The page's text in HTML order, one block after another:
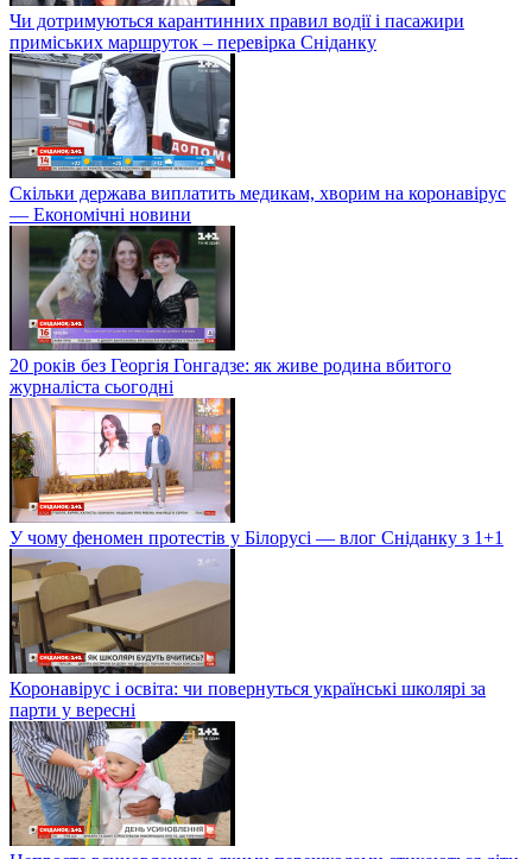
Чи дотримуються карантинних правил водії і пасажири
приміських маршруток – перевірка Сніданку
Скільки держава виплатить медикам, хворим на коронавірус
— Економічні новини
20 років без Георгія Гонгадзе: як живе родина вбитого
журналіста сьогодні
У чому феномен протестів у Білорусі — влог Сніданку з 1+1
Коронавірус і освіта: чи повернуться українські школярі за
парти у вересні